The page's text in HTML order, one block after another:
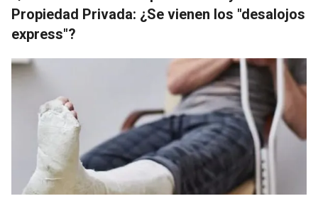
Propiedad Privada: ¿Se vienen los "desalojos
express"?